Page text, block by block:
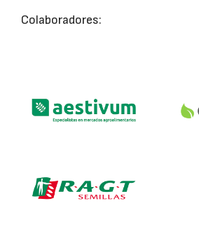
Colaboradores: